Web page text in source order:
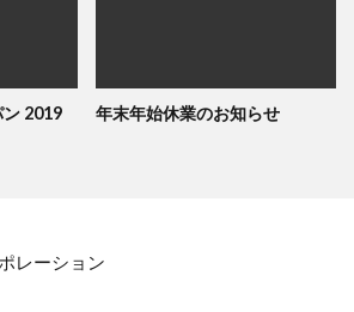
2019
年末年始休業のお知らせ
レーション